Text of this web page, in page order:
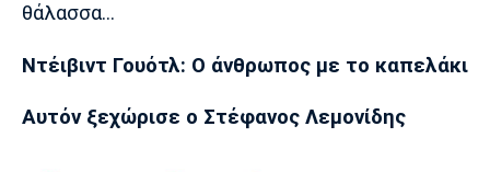
θάλασσα...
Ντέιβιντ Γουότλ: Ο άνθρωπος με το καπελάκι
Αυτόν ξεχώρισε ο Στέφανος Λεμονίδης